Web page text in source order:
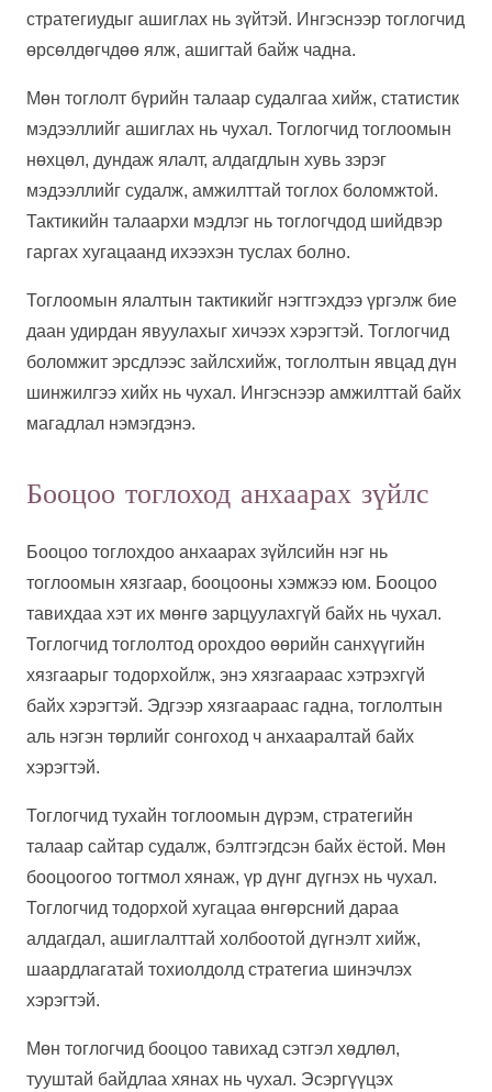
стратегиудыг ашиглах нь зүйтэй. Ингэснээр тоглогчид
өрсөлдөгчдөө ялж, ашигтай байж чадна.
Мөн тоглолт бүрийн талаар судалгаа хийж, статистик
мэдээллийг ашиглах нь чухал. Тоглогчид тоглоомын
нөхцөл, дундаж ялалт, алдагдлын хувь зэрэг
мэдээллийг судалж, амжилттай тоглох боломжтой.
Тактикийн талаархи мэдлэг нь тоглогчдод шийдвэр
гаргах хугацаанд ихээхэн туслах болно.
Тоглоомын ялалтын тактикийг нэгтгэхдээ үргэлж бие
даан удирдан явуулахыг хичээх хэрэгтэй. Тоглогчид
боломжит эрсдлээс зайлсхийж, тоглолтын явцад дүн
шинжилгээ хийх нь чухал. Ингэснээр амжилттай байх
магадлал нэмэгдэнэ.
Бооцоо тоглоход анхаарах зүйлс
Бооцоо тоглохдоо анхаарах зүйлсийн нэг нь
тоглоомын хязгаар, бооцооны хэмжээ юм. Бооцоо
тавихдаа хэт их мөнгө зарцуулахгүй байх нь чухал.
Тоглогчид тоглолтод орохдоо өөрийн санхүүгийн
хязгаарыг тодорхойлж, энэ хязгаараас хэтрэхгүй
байх хэрэгтэй. Эдгээр хязгаараас гадна, тоглолтын
аль нэгэн төрлийг сонгоход ч анхааралтай байх
хэрэгтэй.
Тоглогчид тухайн тоглоомын дүрэм, стратегийн
талаар сайтар судалж, бэлтгэгдсэн байх ёстой. Мөн
бооцоогоо тогтмол хянаж, үр дүнг дүгнэх нь чухал.
Тоглогчид тодорхой хугацаа өнгөрсний дараа
алдагдал, ашиглалттай холбоотой дүгнэлт хийж,
шаардлагатай тохиолдолд стратегиа шинэчлэх
хэрэгтэй.
Мөн тоглогчид бооцоо тавихад сэтгэл хөдлөл,
тууштай байдлаа хянах нь чухал. Эсэргүүцэх